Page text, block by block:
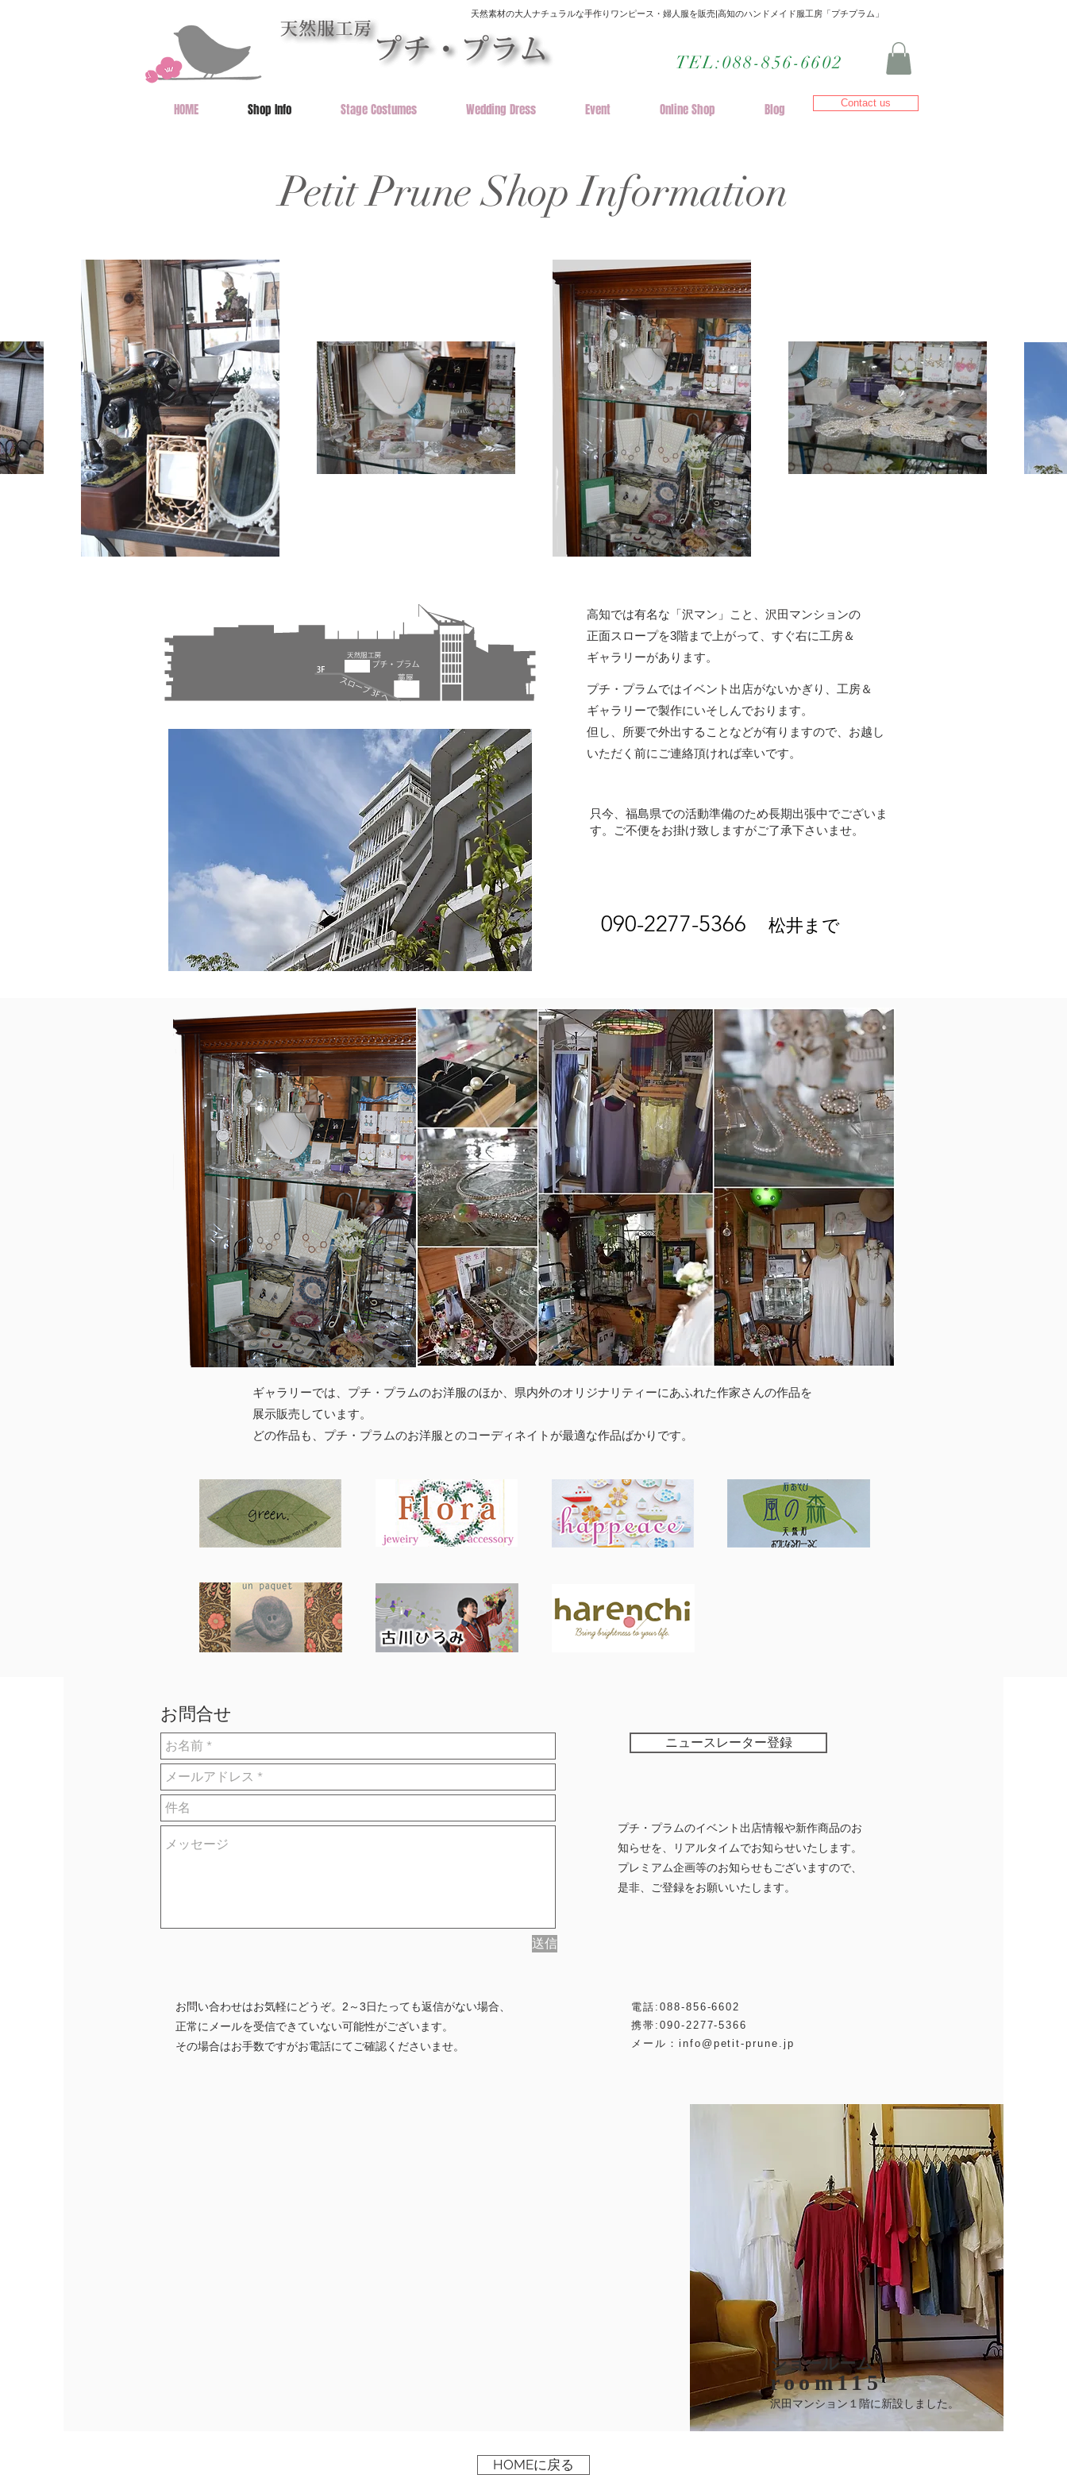
天然素材の大人ナチュラルな手作りワンピース・婦人服を販売|高知のハンドメイド服工房「プチプラム」
​TEL:088-856-6602
HOME Shop Info Stage Costumes Wedding Dress Event Online Shop Blog Contact us
​Petit Prune Shop Information
高知では有名な「沢マン」こと、沢田マンションの
正面スロープを3階まで上がって、すぐ右に工房＆
​ギャラリーがあります。
プチ・プラムではイベント出店がないかぎり、工房＆
​ギャラリーで製作にいそしんでおります。
但し、所要で外出することなどが有りますので、お越し
​いただく前にご連絡頂ければ幸いです。
​只今、福島県での活動準備のため長期出張中でございま
す。ご不便をお掛け致しますがご了承下さいませ。
​090-2277-5366 松井まで
ギャラリーでは、プチ・プラムのお洋服のほか、県内外のオリジナリティーにあふれた作家さんの作品を
展示販売しています。
​どの作品も、プチ・プラムのお洋服とのコーディネイトが最適な作品ばかりです。
​お問合せ
送信
ニュースレーター登録
プチ・プラムのイベント出店情報や新作商品のお
知らせを、リアルタイムでお知らせいたします。
​プレミアム企画等のお知らせもございますので、
是非、ご登録をお願いいたします。
お問い合わせはお気軽にどうぞ。2～3日たっても返信がない場合、
正常にメールを受信できていない可能性がございます。
その場合はお手数ですがお電話にてご確認くださいませ。
電話:088-856-6602
携帯:090-2277-5366
​メール： info@petit-prune.jp
​ショールーム
room115
​沢田マンション１階に新設しました。
HOMEに戻る